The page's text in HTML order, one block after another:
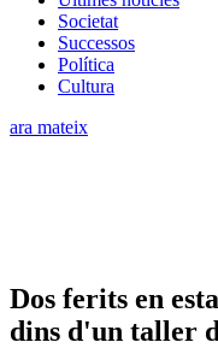
Societat
Successos
Política
Cultura
ara mateix
Dos ferits en
dins d'un taller